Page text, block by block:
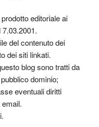
editoriale ai
del contenuto dei
dei siti linkati.
blog sono tratti da
dominio;
eventuali diritti